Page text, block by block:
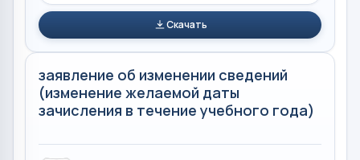
Скачать
заявление об изменении сведений
(изменение желаемой даты
зачисления в течение учебного года)